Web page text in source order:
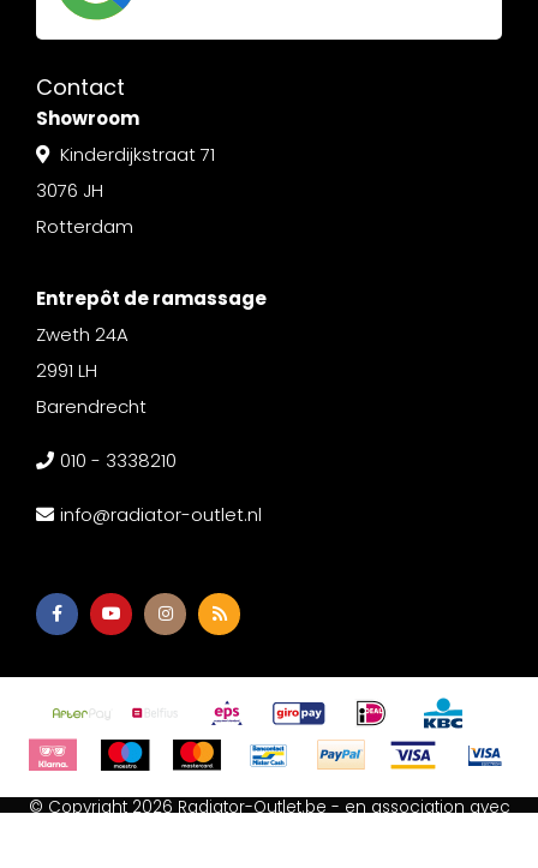
Contact
Showroom
Kinderdijkstraat 71
3076 JH
Rotterdam
Entrepôt de ramassage
Zweth 24A
2991 LH
Barendrecht
010 - 3338210
info@radiator-outlet.nl
© Copyright 2026 Radiator-Outlet.be - en association avec